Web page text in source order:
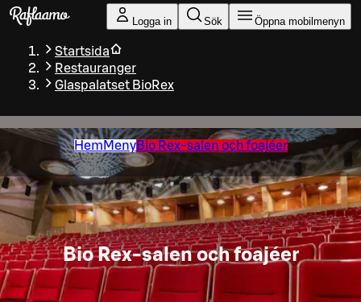
Gå till huvudinnehållet
Logga in Sök Öppna mobilmenyn
Startsida
Restauranger
Glaspalatset BioRex
Hem MenyBio Rex-salen och foajéer
Bio Rex-salen och foajéer